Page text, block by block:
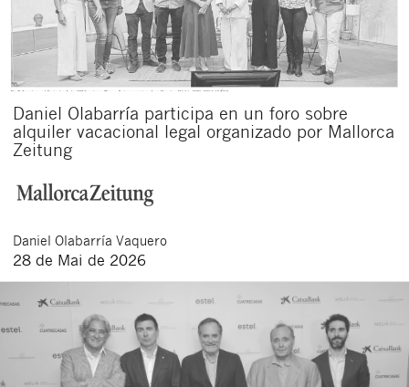
Daniel Olabarría participa en un foro sobre
alquiler vacacional legal organizado por Mallorca
Zeitung
Daniel Olabarría Vaquero
28 de Mai de 2026